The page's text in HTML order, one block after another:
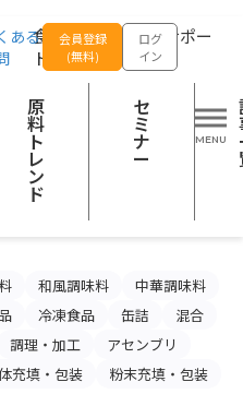
食品の企画開発をサポー
トする
ある
会員登録
(無料)
ログ
イン
原
料
ト
レ
ン
ド
セ
ミ
ナ
ー
集一覧
和風調味料
中華調味料
冷凍食品 缶詰
混合
調理・加工
アセンブリ
充填・包装
粉末充填・包装